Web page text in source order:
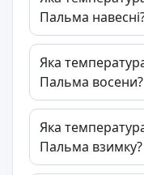
Пальма
Яка
Пальма восени?
Яка
Пальма взимку?